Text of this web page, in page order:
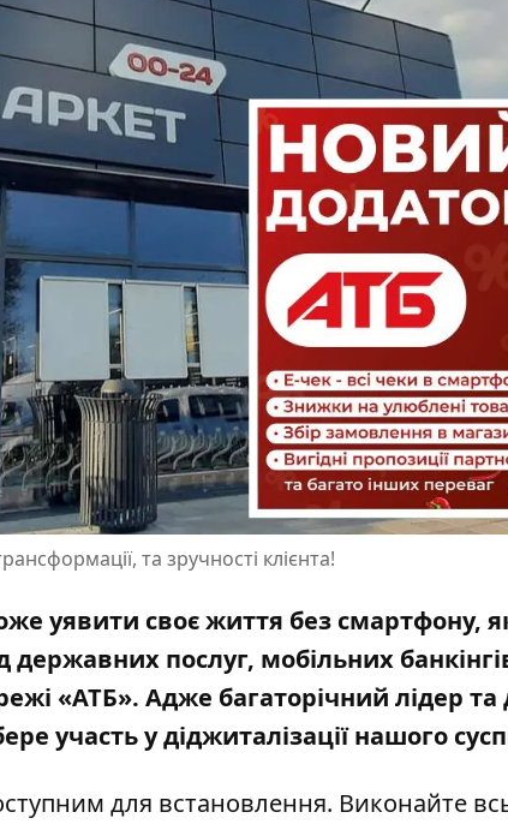
та зручності клієнта!
уявити своє життя без смартфону,
державних послуг, мобільних
«АТБ». Адже багаторічний лідер
участь у діджиталізації нашого
для встановлення. Виконайте